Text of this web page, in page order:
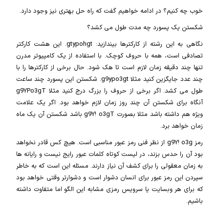
خوب چه کنیم؟ در ادامه خواهیم گفت که راه حل بهتری نیز وجود دارد.
شکستن یک پسورد چه مدت طول می کشد؟
نگاهی به این رشته از کارکترها بیندازید: gtypohgt. این هشت کارکتر
تصادفی است، همه با حروف کوچک. با استفاده از یک کامپیوتر مدرن
تنها چند دقیقه زمان لازم است تا هک شود. حال برخی از کارکترها را با
چند عدد جایگزین کنید مثلا g9ypo3gt. شکستن این پسورد چند ساعت
طول می کشد. اگر برخی از حروف را بزرگ درج کنید مثلا g9YPo3gT
آنگاه برای شکستن آن چند روز زمان لازم خواهد بود. اگر یک علامت
ویژه هم داشته باشد مثلا بصورت g9Y! o3gT باشد شکستن آن یک ماه
زمان خواهد برد.
رمز g9Y! o3g از نظر فنی رمز عبور مناسبی است. هیچ کس قادر نخواهد
بود آن را حدس بزند، در لیست کوتاه کلمات عبور رایج نیست و رایانه ها
به زمان معقولی را برای کشف آن نیاز دارند. مسئله این است که به خاطر
سپردن این رمز عبور برای انسان دشوار است و دشوارتر وقتی خواهد بود
که برای هر وبسایت یا سرویس رمزی مشابه این الگو اما متفاوت داشته
باشیم.